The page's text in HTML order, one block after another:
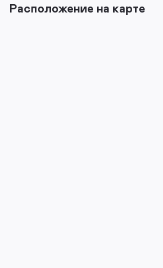
Расположение на карте